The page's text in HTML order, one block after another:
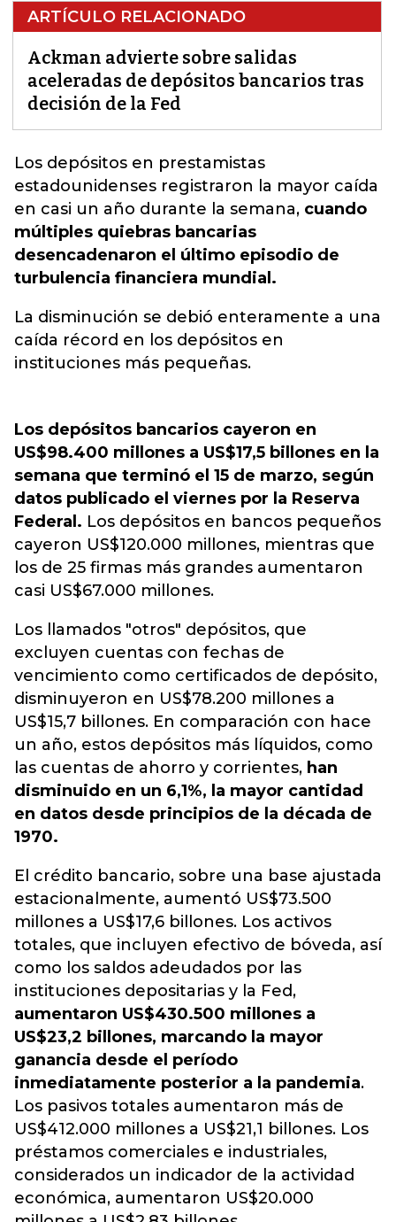
ARTÍCULO RELACIONADO
Ackman advierte sobre salidas
aceleradas de depósitos bancarios tras
decisión de la Fed
Los depósitos en prestamistas
estadounidenses registraron la mayor caída
en casi un año durante la semana, cuando
múltiples quiebras bancarias
desencadenaron el último episodio de
turbulencia financiera mundial.
La disminución se debió enteramente a una
caída récord en los depósitos en
instituciones más pequeñas.
Los depósitos bancarios cayeron en
US$98.400 millones a US$17,5 billones en la
semana que terminó el 15 de marzo, según
datos publicado el viernes por la Reserva
Federal. Los depósitos en bancos pequeños
cayeron US$120.000 millones, mientras que
los de 25 firmas más grandes aumentaron
casi US$67.000 millones.
Los llamados "otros" depósitos, que
excluyen cuentas con fechas de
vencimiento como certificados de depósito,
disminuyeron en US$78.200 millones a
US$15,7 billones. En comparación con hace
un año, estos depósitos más líquidos, como
las cuentas de ahorro y corrientes, han
disminuido en un 6,1%, la mayor cantidad
en datos desde principios de la década de
1970.
El crédito bancario, sobre una base ajustada
estacionalmente, aumentó US$73.500
millones a US$17,6 billones. Los activos
totales, que incluyen efectivo de bóveda, así
como los saldos adeudados por las
instituciones depositarias y la Fed,
aumentaron US$430.500 millones a
US$23,2 billones, marcando la mayor
ganancia desde el período
inmediatamente posterior a la pandemia.
Los pasivos totales aumentaron más de
US$412.000 millones a US$21,1 billones. Los
préstamos comerciales e industriales,
considerados un indicador de la actividad
económica, aumentaron US$20.000